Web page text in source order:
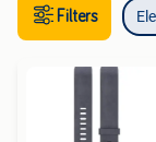
Filters